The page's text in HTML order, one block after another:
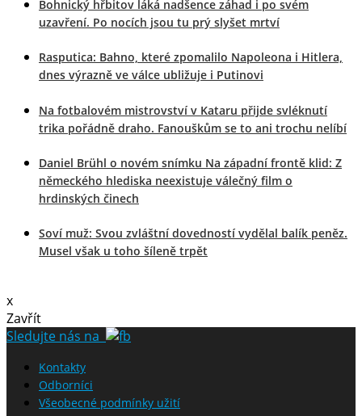
Bohnický hřbitov láká nadšence záhad i po svém
uzavření. Po nocích jsou tu prý slyšet mrtví
Rasputica: Bahno, které zpomalilo Napoleona i Hitlera,
dnes výrazně ve válce ubližuje i Putinovi
Na fotbalovém mistrovství v Kataru přijde svléknutí
trika pořádně draho. Fanouškům se to ani trochu nelíbí
Daniel Brühl o novém snímku Na západní frontě klid: Z
německého hlediska neexistuje válečný film o
hrdinských činech
Soví muž: Svou zvláštní dovedností vydělal balík peněz.
Musel však u toho šíleně trpět
x
Zavřít
Sledujte nás na
Kontakty
Odborníci
Všeobecné podmínky užití